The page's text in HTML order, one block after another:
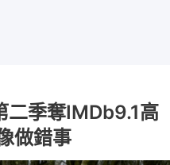
二季奪IMDb9.1高
做錯事